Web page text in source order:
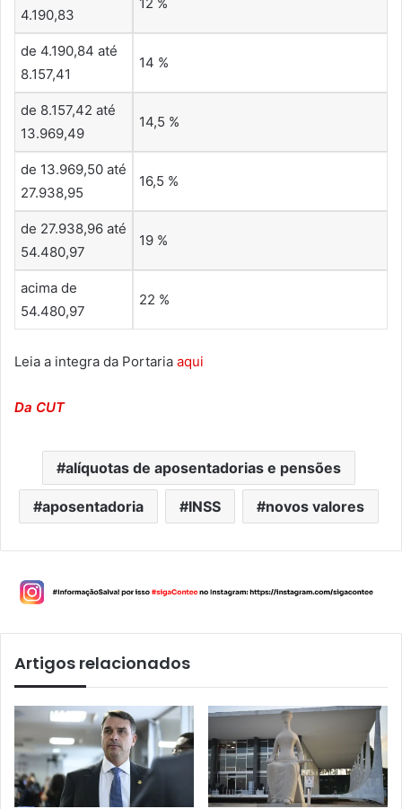
4.190,83
de 4.190,84 até
8.157,41
14 %
de 8.157,42 até
13.969,49
14,5 %
de 13.969,50 até
27.938,95
16,5 %
de 27.938,96 até
54.480,97
19 %
acima de
54.480,97
22 %
Leia a integra da Portaria aqui
Da CUT
alíquotas de aposentadorias e pensões
aposentadoria INSS novos valores
Artigos relacionados